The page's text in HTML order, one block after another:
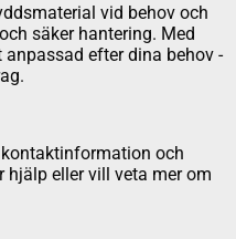
vid behov och
säker hantering. Med
efter dina behov -
och
hjälp eller vill veta mer om